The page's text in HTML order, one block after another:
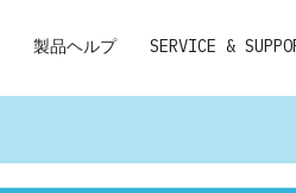
製品ヘルプ SERVICE &